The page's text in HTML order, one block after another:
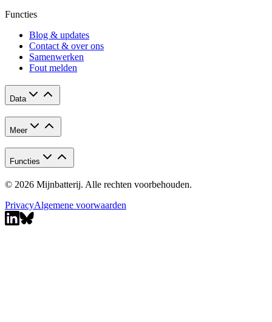
Functies
Blog & updates
Contact & over ons
Samenwerken
Fout melden
Data
Meer
Functies
© 2026 Mijnbatterij. Alle rechten voorbehouden.
PrivacyAlgemene voorwaarden